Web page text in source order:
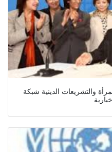
والتشريعات الدينية شبكة